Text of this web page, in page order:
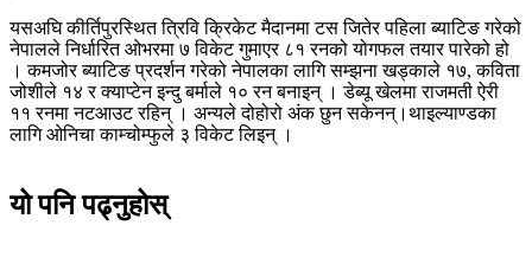
यसअघि कीर्तिपुरस्थित त्रिवि क्रिकेट मैदानमा टस जितेर पहिला ब्याटिङ गरेको
नेपालले निर्धारित ओभरमा ७ विकेट गुमाएर ८१ रनको योगफल तयार पारेको हो
। कमजोर ब्याटिङ प्रदर्शन गरेको नेपालका लागि सम्झना खड्काले १७, कविता
जोशीले १४ र क्याप्टेन इन्दु बर्माले १० रन बनाइन् । डेब्यू खेलमा राजमती ऐरी
११ रनमा नटआउट रहिन् । अन्यले दोहोरो अंक छुन सकेनन्।थाइल्याण्डका
लागि ओनिचा काम्चोम्फुले ३ विकेट लिइन् ।
यो पनि पढ्नुहोस्